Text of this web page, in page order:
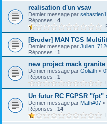
realisation d'un vsav
Dernier message par
Réponses : 4
[Bruder] MAN TGS
Dernier message par
Réponses : 1
new project mack
Dernier message par Goliath «
Réponses : 1
Un futur RC FGPSR "fpt"
Dernier message par Math#07 «
Réponses : 14